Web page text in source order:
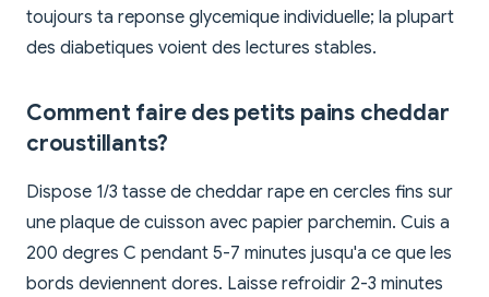
toujours ta reponse glycemique individuelle; la plupart
des diabetiques voient des lectures stables.
Comment faire des petits pains cheddar
croustillants?
Dispose 1/3 tasse de cheddar rape en cercles fins sur
une plaque de cuisson avec papier parchemin. Cuis a
200 degres C pendant 5-7 minutes jusqu'a ce que les
bords deviennent dores. Laisse refroidir 2-3 minutes